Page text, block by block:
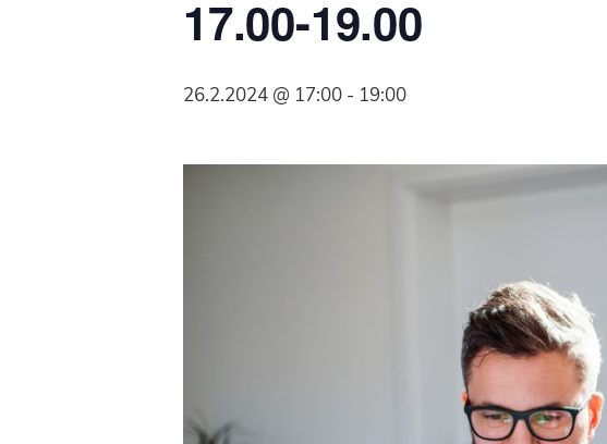
Syöpäyhdistyksen17.00-19.00
26.2.2024 @ 17:00 - 19:00